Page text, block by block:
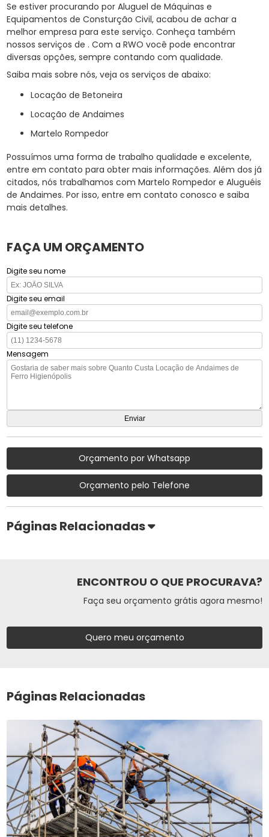
Se estiver procurando por Aluguel de Máquinas e
Equipamentos de Consturção Civil, acabou de achar a
melhor empresa para este serviço. Conheça também
nossos serviços de . Com a RWO você pode encontrar
diversas opções, sempre contando com qualidade.
Saiba mais sobre nós, veja os serviços de abaixo:
Locação de Betoneira
Locação de Andaimes
Martelo Rompedor
Possuímos uma forma de trabalho qualidade e excelente,
entre em contato para obter mais informações. Além dos já
citados, nós trabalhamos com Martelo Rompedor e Aluguéis
de Andaimes. Por isso, entre em contato conosco e saiba
mais detalhes.
FAÇA UM ORÇAMENTO
Digite seu nome
Digite seu email
Digite seu telefone
Mensagem
Orçamento por Whatsapp
Orçamento pelo Telefone
Páginas Relacionadas
ENCONTROU O QUE PROCURAVA?
Faça seu orçamento grátis agora mesmo!
Quero meu orçamento
Páginas Relacionadas